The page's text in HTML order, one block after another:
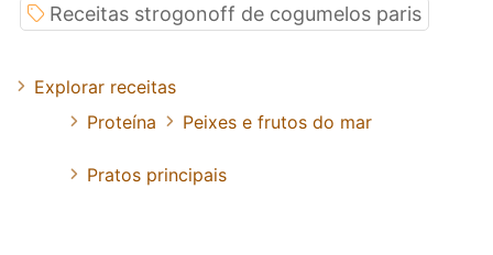
Receitas strogonoff de cogumelos paris
Explorar receitas
Proteína
Peixes e frutos do mar
Pratos principais